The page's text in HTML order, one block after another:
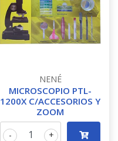
NENÉ
MICROSCOPIO PTL-
1200X C/ACCESORIOS Y
ZOOM
+
-